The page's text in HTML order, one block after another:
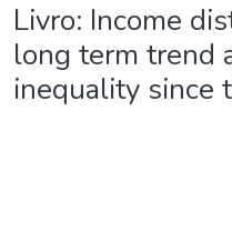
Livro: Income
long term trend
inequality since